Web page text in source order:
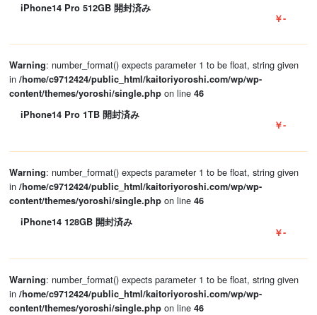
iPhone14 Pro 512GB 開封済み
￥-
Warning: number_format() expects parameter 1 to be float, string given
in /home/c9712424/public_html/kaitoriyoroshi.com/wp/wp-
content/themes/yoroshi/single.phpon line 46
iPhone14 Pro 1TB 開封済み
￥-
Warning: number_format() expects parameter 1 to be float, string given
in /home/c9712424/public_html/kaitoriyoroshi.com/wp/wp-
content/themes/yoroshi/single.phpon line 46
iPhone14 128GB 開封済み
￥-
Warning: number_format() expects parameter 1 to be float, string given
in /home/c9712424/public_html/kaitoriyoroshi.com/wp/wp-
content/themes/yoroshi/single.phpon line 46